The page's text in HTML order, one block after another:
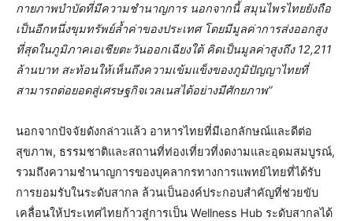
กายภาพบำบัดที่มีความชำนาญการ นอกจากนี้ สมุนไพรไทยยังถือ
เป็นอีกหนึ่งขุมทรัพย์ล้ำค่าของประเทศ โดยมีมูลค่าการส่งออกสูง
ที่สุดในภูมิภาคเอเชียตะวันออกเฉียงใต้ คิดเป็นมูลค่าสูงถึง 12,211
ล้านบาท สะท้อนให้เห็นถึงความเข้มแข็งของภูมิปัญญาไทยที่
สามารถต่อยอดสู่เศรษฐกิจเวลเนสได้อย่างมีศักยภาพ”
นอกจากปัจจัยดังกล่าวแล้ว อาหารไทยที่มีเอกลักษณ์และดีต่อ
สุขภาพ, ธรรมชาติและสถานที่ท่องเที่ยวที่งดงามและอุดมสมบูรณ์,
รวมถึงความชำนาญการของบุคลากรทางการแพทย์ไทยที่ได้รับ
การยอมรับในระดับสากล ล้วนเป็นองค์ประกอบสำคัญที่ช่วยขับ
เคลื่อนให้ประเทศไทยก้าวสู่การเป็น Wellness Hub ระดับสากลได้